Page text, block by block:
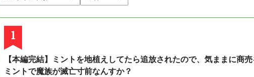
1
【本編完結】ミントを地植えしてたら追放されたので、気ままに商
ミントで魔族が滅亡寸前なんすか？